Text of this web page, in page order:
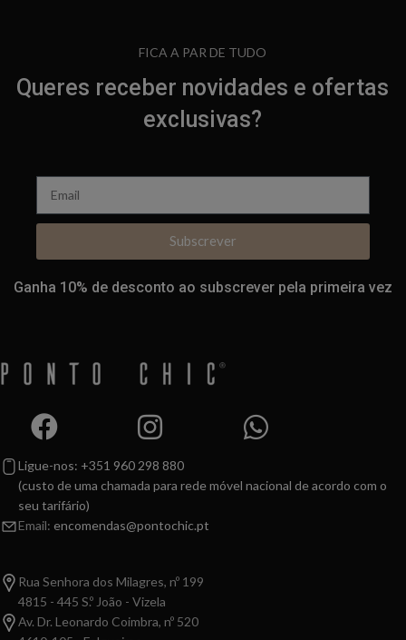
FICA A PAR DE TUDO
Queres receber novidades e ofertas
exclusivas?
Subscrever
Ganha 10% de desconto ao subscrever pela primeira vez
Ligue-nos: +351 960 298 880
(custo de uma chamada para rede móvel nacional de acordo com o
seu tarifário)
Email: encomendas@pontochic.pt
Rua Senhora dos Milagres, nº 199
4815 - 445 S.º João - Vizela
Av. Dr. Leonardo Coimbra, nº 520